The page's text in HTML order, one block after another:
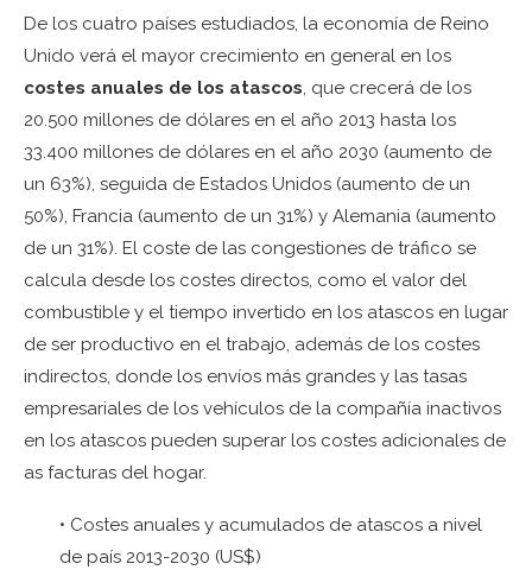
De los cuatro países estudiados, la economía de Reino
Unido verá el mayor crecimiento en general en los
costes anuales de los atascos, que crecerá de los
20.500 millones de dólares en el año 2013 hasta los
33.400 millones de dólares en el año 2030 (aumento de
un 63%), seguida de Estados Unidos (aumento de un
50%), Francia (aumento de un 31%) y Alemania (aumento
de un 31%). El coste de las congestiones de tráfico se
calcula desde los costes directos, como el valor del
combustible y el tiempo invertido en los atascos en lugar
de ser productivo en el trabajo, además de los costes
indirectos, donde los envíos más grandes y las tasas
empresariales de los vehículos de la compañía inactivos
en los atascos pueden superar los costes adicionales de
as facturas del hogar.
• Costes anuales y acumulados de atascos a nivel
de país 2013-2030 (US$)